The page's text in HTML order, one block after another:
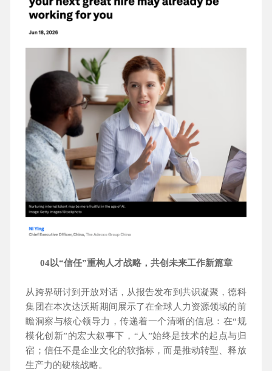
04以“信任”重构人才战略，共创未来工作新篇章
从跨界研讨到开放对话，从报告发布到共识凝聚，德科
集团在本次达沃斯期间展示了在全球人力资源领域的前
瞻洞察与核心领导力，传递着一个清晰的信息：在“规
模化创新”的宏大叙事下，“人”始终是技术的起点与归
宿；信任不是企业文化的软指标，而是推动转型、释放
生产力的硬核战略。